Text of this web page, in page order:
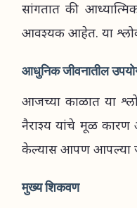
सांगतात की
आवश्यक आहेत. या
आधुनिक जीवनातील
आजच्या काळात या
नैराश्य यांचे मूळ कारण
केल्यास आपण आपल्या
मुख्य शिकवण